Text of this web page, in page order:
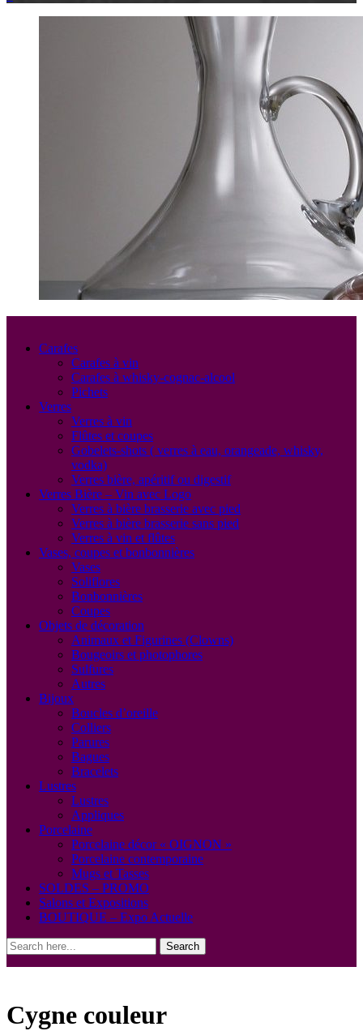
Carafes
Carafes à vin
Carafes à whisky-cognac-alcool
Pichets
Verres
Verres à vin
Flûtes et coupes
Gobelets-shots ( verres à eau, orangeade, whisky,
vodka)
Verres bière, apéritif ou digestif
Verres Bière – Vin avec Logo
Verres à bière brasserie avec pied
Verres à bière brasserie sans pied
Verres à vin et flûtes
Vases, coupes et bonbonnières
Vases
Soliflores
Bonbonnières
Coupes
Objets de décoration
Animaux et Figurines (Clowns)
Bougeoirs et photophores
Sulfures
Autres
Bijoux
Boucles d’oreille
Colliers
Parures
Bagues
Bracelets
Lustres
Lustres
Appliques
Porcelaine
Porcelaine décor « OIGNON »
Porcelaine contemporaine
Mugs et Tasses
SOLDES – PROMO
Salons et Expositions
BOUTIQUE – Expo Actuelle
Search
Cygne couleur